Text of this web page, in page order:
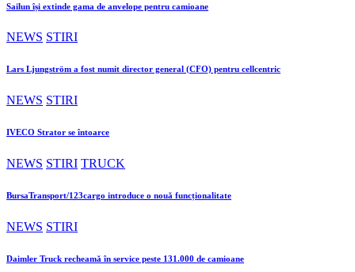
Sailun își extinde gama de anvelope pentru camioane
NEWS STIRI
Lars Ljungström a fost numit director general (CFO) pentru cellcentric
NEWS STIRI
IVECO Strator se întoarce
NEWS STIRI TRUCK
BursaTransport/123cargo introduce o nouă funcționalitate
NEWS STIRI
Daimler Truck recheamă în service peste 131.000 de camioane